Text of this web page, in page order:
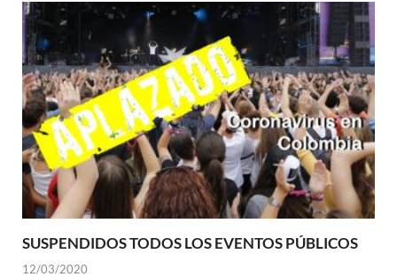
SUSPENDIDOS TODOS LOS EVENTOS PÚBLICOS
12/03/2020